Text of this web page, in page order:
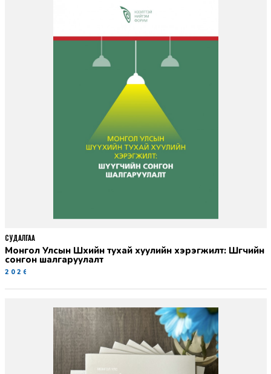
Монгол Улсын Шүүхийн тухай хуулийн хэрэгжилт: Шүүгчийн
сонгон шалгаруулалт
2026-06-19
СУДАЛГАА